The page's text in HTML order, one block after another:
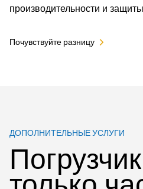
производительности и
Почувствуйте разницу
ДОПОЛНИТЕЛЬНЫЕ УСЛУГИ